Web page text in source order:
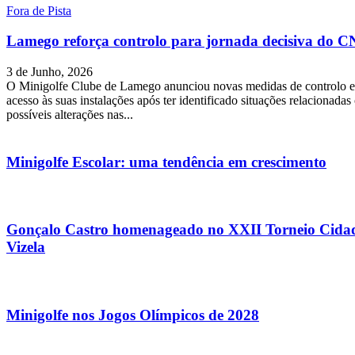
Fora de Pista
Lamego reforça controlo para jornada decisiva do
3 de Junho, 2026
O Minigolfe Clube de Lamego anunciou novas medidas de controlo e
acesso às suas instalações após ter identificado situações relacionadas
possíveis alterações nas...
Minigolfe Escolar: uma tendência em crescimento
Gonçalo Castro homenageado no XXII Torneio
Vizela
Minigolfe nos Jogos Olímpicos de 2028